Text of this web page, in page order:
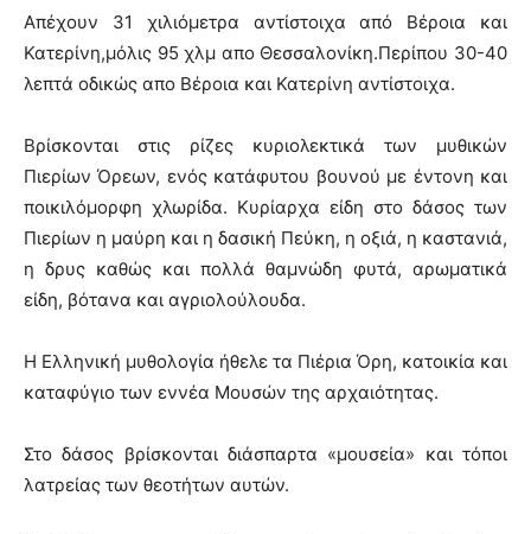
Απέχουν 31 χιλιόμετρα αντίστοιχα από Βέροια και
Κατερίνη,μόλις 95 χλμ απο Θεσσαλονίκη.Περίπου 30-40
λεπτά οδικώς απο Βέροια και Κατερίνη αντίστοιχα.
Βρίσκονται στις ρίζες κυριολεκτικά των μυθικών
Πιερίων Όρεων, ενός κατάφυτου βουνού με έντονη και
ποικιλόμορφη χλωρίδα. Κυρίαρχα είδη στο δάσος των
Πιερίων η μαύρη και η δασική Πεύκη, η οξιά, η καστανιά,
η δρυς καθώς και πολλά θαμνώδη φυτά, αρωματικά
είδη, βότανα και αγριολούλουδα.
Η Ελληνική μυθολογία ήθελε τα Πιέρια Όρη, κατοικία και
καταφύγιο των εννέα Μουσών της αρχαιότητας.
Στο δάσος βρίσκονται διάσπαρτα «μουσεία» και τόποι
λατρείας των θεοτήτων αυτών.